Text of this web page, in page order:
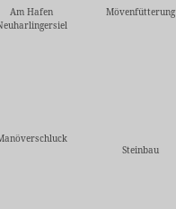
Am Hafen
Mövenfütterung
Steinbau